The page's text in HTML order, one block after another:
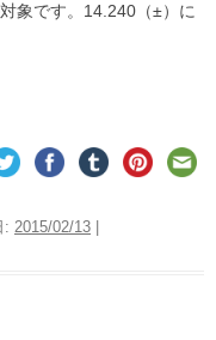
象です。14.240（±）に
: 2015/02/13